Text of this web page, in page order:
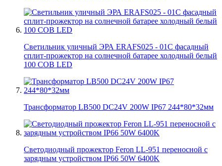
Светильник уличный ЭРА ERAFS025 - 01C фасадный
сплит-прожектор на солнечной батарее холодный белый
100 COB LED
Трансформатор LB500 DC24V 200W IP67 244*80*32мм
Светодиодный прожектор Feron LL-951 переносной с
зарядным устройством IP66 50W 6400K